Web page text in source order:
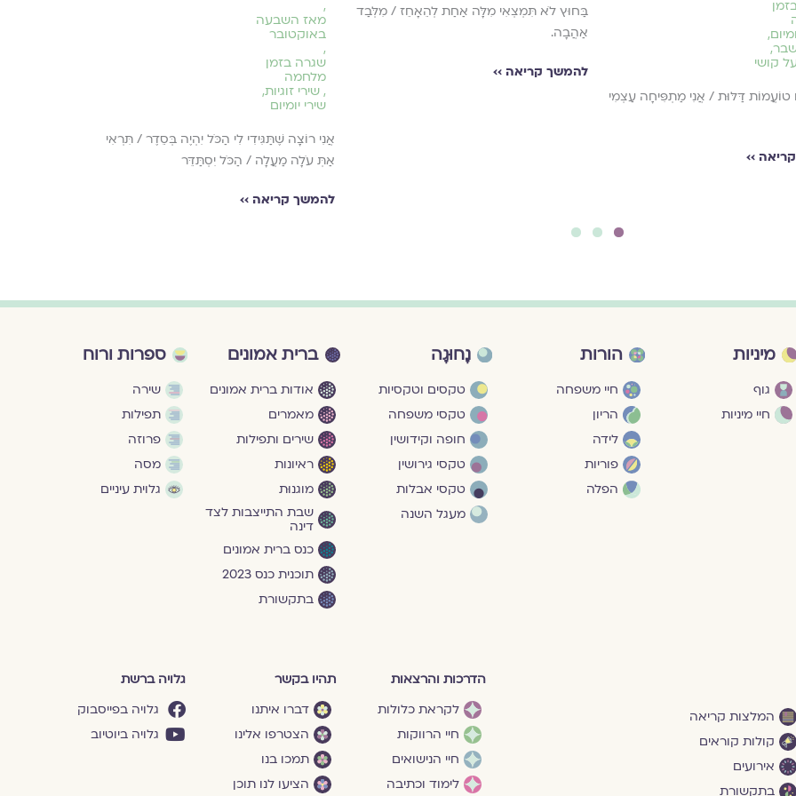
,
,
קושי
דַּלּוּת / אֲנִי מַתְפִּיחָה עַצְמִי
››
בַּחוּץ לֹא תִּמְצְאִי מִלָּה אַחַת לְהֵאָחֵז / מִלְּבַד
אַהֲבָה.
להמשך קריאה ››
,
מאז השבעה
באוקטובר
,
שגרה בזמן
מלחמה
, שירי זוגיות,
שירי יומיום
אֲנִי רוֹצָה שֶׁתַּגִּידִי לִי הַכֹּל יִהְיֶה בְּסֵדֶר / תִּרְאִי
אַתְּ עֹלָה מַעֲלָה / הַכֹּל יִסְתַּדֵּר
להמשך קריאה ››
1
מיניות
גוף
חיי מיניות
הורות
חיי משפחה
הריון
לידה
פוריות
הפלה
נָחוּגָה
טקסים וטקסיות
טקסי משפחה
חופה וקידושין
טקסי גירושין
טקסי אבלות
מעגל השנה
ברית אמונים
אודות ברית אמונים
מאמרים
שירים ותפילות
ראיונות
מוגנוּת
שבת התייצבות לצד
דינה
כנס ברית אמונים
תוכנית כנס 2023
בתקשורת
ספרות ורוח
שירה
תפילות
פרוזה
מסה
גלוית עיניים
המלצות קריאה
קולות קוראים
אירועים
בתקשורת
הדרכות והרצאות
לקראת כלולות
חיי הרווקות
חיי הנישואים
לימוד וכתיבה
תהיו בקשר
דברו איתנו
הצטרפו אלינו
תמכו בנו
הציעו לנו תוכן
גלויה ברשת
גלויה בפייסבוק
גלויה ביוטיוב